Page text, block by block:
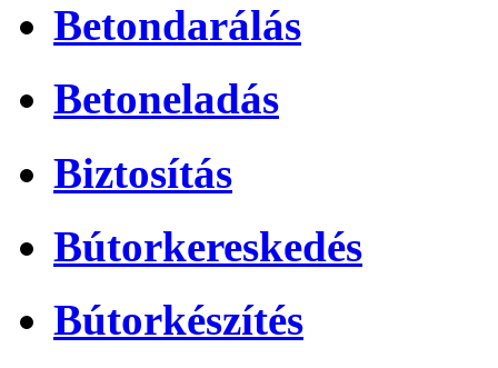
Betondarálás
Betoneladás
Biztosítás
Bútorkereskedés
Bútorkészítés